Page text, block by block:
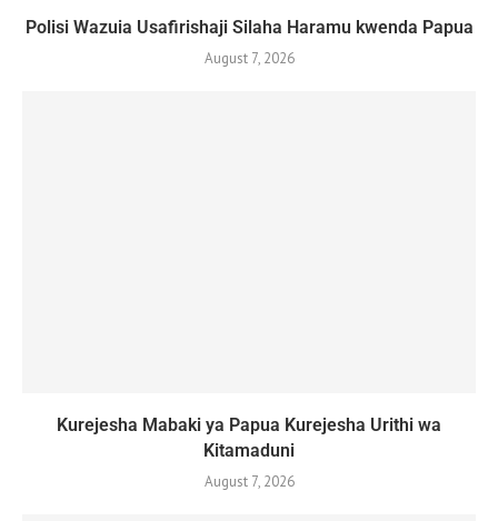
Polisi Wazuia Usafirishaji Silaha Haramu kwenda Papua
August 7, 2026
Kurejesha Mabaki ya Papua Kurejesha Urithi wa
Kitamaduni
August 7, 2026